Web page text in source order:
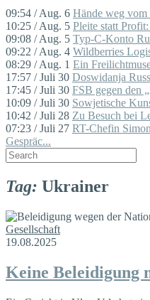
09:54 / Aug. 6 Hände weg
10:25 / Aug. 5 Pleite statt
09:08 / Aug. 5 Typ-C-Konto
09:22 / Aug. 4 Wildberries
08:29 / Aug. 1 Ein
17:57 / Juli 30 Doswidanja
17:45 / Juli 30 FSB gegen den
10:09 / Juli 30 Sowjetische
10:42 / Juli 28 Zu Besuch bei
07:23 / Juli 27 RT-Chefin
Gespräc...
Tag: Ukrainer
Gesellschaft
19.08.2025
Keine Beleidigung